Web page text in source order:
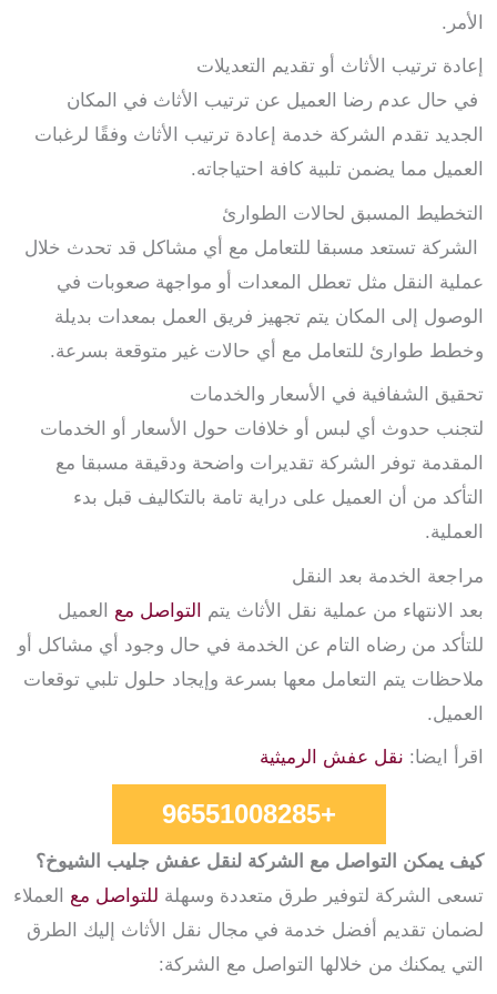
الأمر.
إعادة ترتيب الأثاث أو تقديم التعديلات
في حال عدم رضا العميل عن ترتيب الأثاث في المكان
الجديد تقدم الشركة خدمة إعادة ترتيب الأثاث وفقًا لرغبات
العميل مما يضمن تلبية كافة احتياجاته.
التخطيط المسبق لحالات الطوارئ
الشركة تستعد مسبقا للتعامل مع أي مشاكل قد تحدث خلال
عملية النقل مثل تعطل المعدات أو مواجهة صعوبات في
الوصول إلى المكان يتم تجهيز فريق العمل بمعدات بديلة
وخطط طوارئ للتعامل مع أي حالات غير متوقعة بسرعة.
تحقيق الشفافية في الأسعار والخدمات
لتجنب حدوث أي لبس أو خلافات حول الأسعار أو الخدمات
المقدمة توفر الشركة تقديرات واضحة ودقيقة مسبقا مع
التأكد من أن العميل على دراية تامة بالتكاليف قبل بدء
العملية.
مراجعة الخدمة بعد النقل
بعد الانتهاء من عملية نقل الأثاث يتم
التواصل مع العميل
للتأكد من رضاه التام عن الخدمة في حال وجود أي مشاكل أو
ملاحظات يتم التعامل معها بسرعة وإيجاد حلول تلبي توقعات
العميل.
اقرأ ايضا: نقل عفش الرميثية
+96551008285
كيف يمكن التواصل مع الشركة لنقل عفش جليب الشيوخ؟
تسعى الشركة لتوفير طرق متعددة وسهلة للتواصل مع العملاء
لضمان تقديم أفضل خدمة في مجال نقل الأثاث إليك الطرق
التي يمكنك من خلالها التواصل مع الشركة: